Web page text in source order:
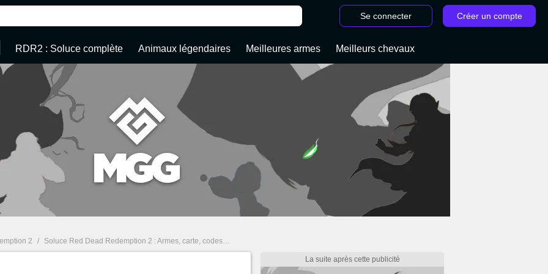
Se connecter Créer un compte
RDR2 : Soluce complète Animaux légendaires Meilleures armes Meilleurs chevaux
2 / Soluce Red Dead Redemption 2 : Armes, carte, codes de triche... Guide complet